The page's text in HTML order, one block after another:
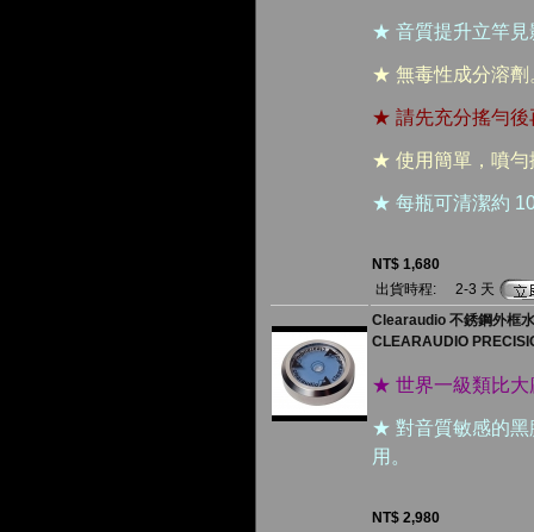
★ 音質提升立竿見
★ 無毒性成分溶劑
★ 請先充分搖勻後
★ 使用簡單，噴勻
★ 每瓶可清潔約
NT$ 1,680
出貨時程:
2-3 天
Clearaudio 不銹鋼外框
CLEARAUDIO
★ 世界一級類比大
★ 對音質敏感的黑
用。
NT$ 2,980